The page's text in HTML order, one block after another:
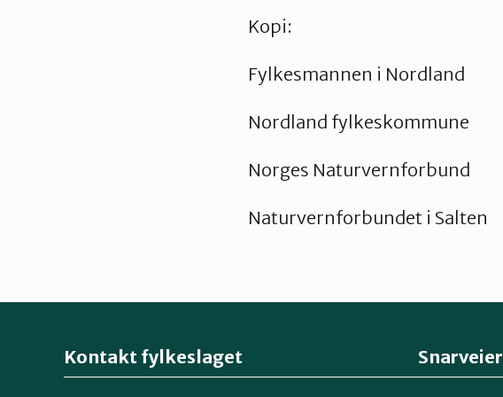
Kopi:
Fylkesmannen i Nordland
Nordland fylkeskommune
Norges Naturvernforbund
Naturvernforbundet i Salten
Kontakt fylkeslaget Snarveier